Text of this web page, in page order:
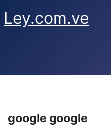
Ley.com.ve
google google